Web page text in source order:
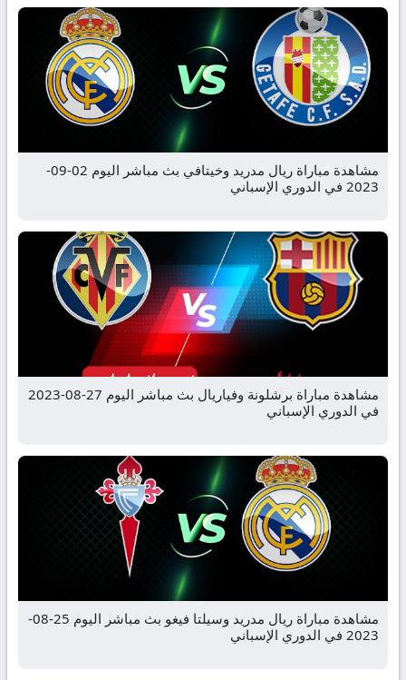
مشاهدة مباراة ريال مدريد وخيتافي بث مباشر اليوم 02-09-
2023 في الدوري الإسباني
مشاهدة مباراة برشلونة وفياريال بث مباشر اليوم 27-08-2023
في الدوري الإسباني
مشاهدة مباراة ريال مدريد وسيلتا فيغو بث مباشر اليوم 25-08-
2023 في الدوري الإسباني